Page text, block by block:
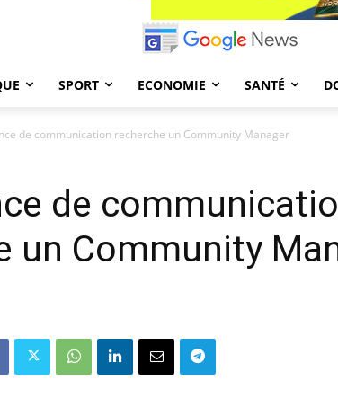
SPORT ECONOMIE SANTÉ
de communication recherche un Community Manager
de
un Community